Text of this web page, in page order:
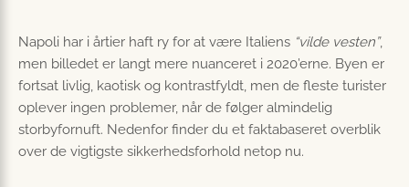
Napoli har i årtier haft ry for at være Italiens “vilde vesten”,
men billedet er langt mere nuanceret i 2020’erne. Byen er
fortsat livlig, kaotisk og kontrastfyldt, men de fleste turister
oplever ingen problemer, når de følger almindelig
storbyfornuft. Nedenfor finder du et faktabaseret overblik
over de vigtigste sikkerhedsforhold netop nu.